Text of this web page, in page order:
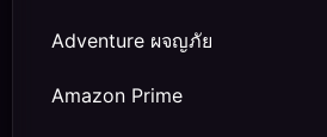
Adventure ผจญภัย
Amazon Prime